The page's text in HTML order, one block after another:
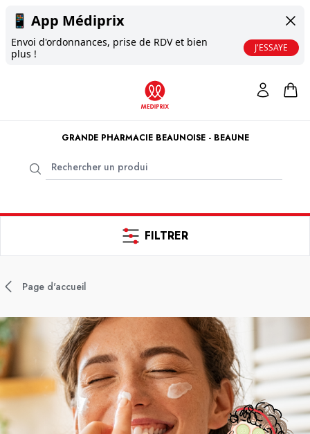
📱 App Médiprix
Envoi d'ordonnances, prise de RDV et bien
plus !
J'ESSAYE
GRANDE PHARMACIE BEAUNOISE - BEAUNE
FILTRER
Page d'accueil